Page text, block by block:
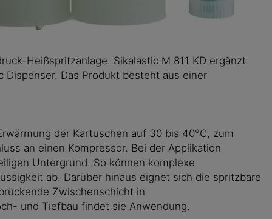
Heißspritzanlage. Sikalastic M 811 KD ergänzt
Das Produkt besteht aus einer
der Kartuschen auf 30 bis 40°C, zum
an einen Kompressor. Bei der Applikation
Untergrund. So können komplexe
ab. Darüber hinaus eignet sich die spritzbare
Zwischenschicht in
und Tiefbau findet sie Anwendung.